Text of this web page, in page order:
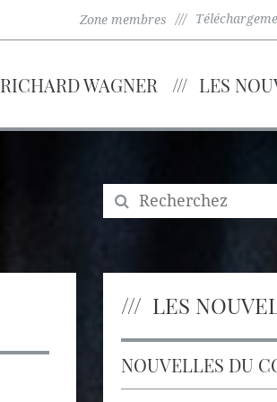
Zone membres
RICHARD WAGNER LES
LES
NOUVELLES DU